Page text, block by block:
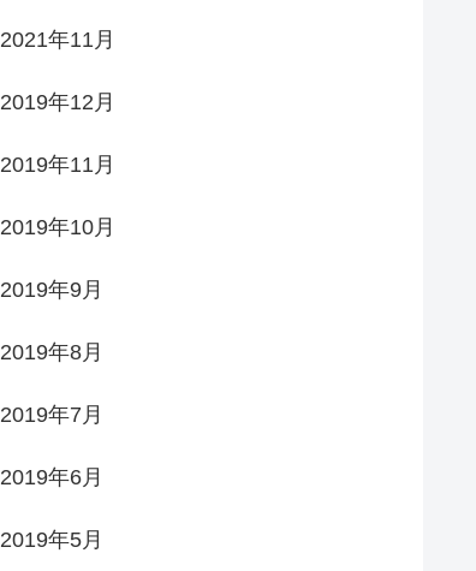
2021年11月
2019年12月
2019年11月
2019年10月
2019年9月
2019年8月
2019年7月
2019年6月
2019年5月